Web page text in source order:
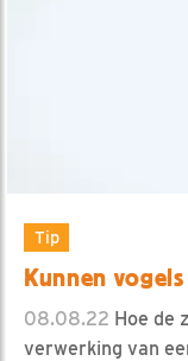
Tip
Kunnen
08.08.22 Hoe de
verwerking van